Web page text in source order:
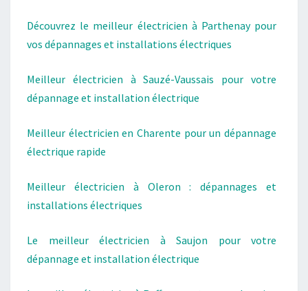
Découvrez le meilleur électricien à Parthenay pour
vos dépannages et installations électriques
Meilleur électricien à Sauzé-Vaussais pour votre
dépannage et installation électrique
Meilleur électricien en Charente pour un dépannage
électrique rapide
Meilleur électricien à Oleron : dépannages et
installations électriques
Le meilleur électricien à Saujon pour votre
dépannage et installation électrique